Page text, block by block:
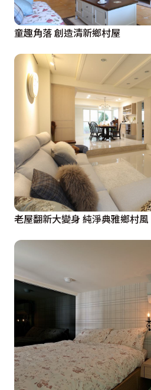
童趣角落 創造清新鄉村屋
老屋翻新大變身 純淨典雅鄉村風